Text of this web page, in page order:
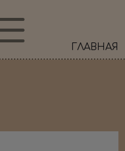
ГЛАВНАЯ